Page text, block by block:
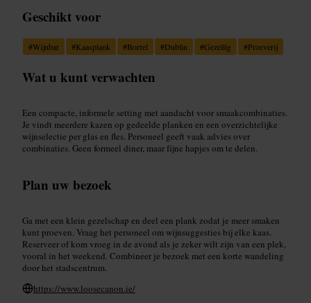
Geschikt voor
#Wijnbar #Kaasplank #Borrel #Dublin #Gezellig #Proeverij
Wat u kunt verwachten
Een compacte, informele setting met aandacht voor smaakcombinaties.
Je vindt meerdere kazen op gedeelde planken en een overzichtelijke
wijnselectie per glas en fles. Personeel geeft vaak advies over
combinaties. Geen formeel diner, maar fijne hapjes om te delen.
Plan uw bezoek
Ga met een klein gezelschap en deel een plank zodat je meer smaken
kunt proeven. Vraag het personeel om wijnsuggesties bij elke kaas.
Reserveer of kom vroeg in de avond als je zeker wilt zijn van een plek,
vooral in het weekend. Combineer je bezoek met een korte wandeling
door het stadscentrum.
https://www.loosecanon.ie/